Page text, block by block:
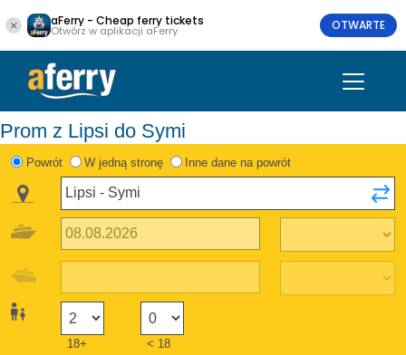
aFerry - Cheap ferry tickets
Otwórz w aplikacji aFerry OTWARTE
Prom z Lipsi do Symi
Powrót W jedną stronę Inne dane na powrót
18+ < 18